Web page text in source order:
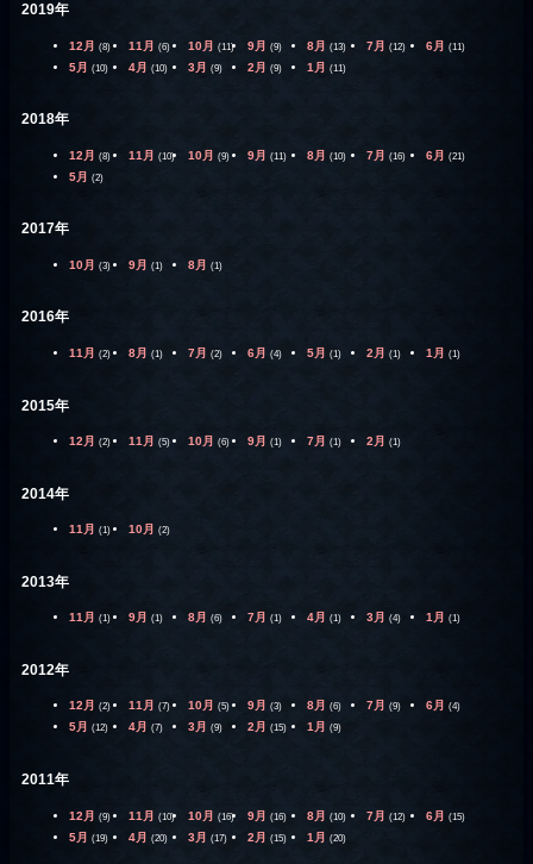
2019年
12月 (8) 11月 (6) 10月 (11) 9月 (9) 8月 (13) 7月 (12) 6月 (11)
5月 (10) 4月 (10) 3月 (9) 2月 (9) 1月 (11)
2018年
12月 (8) 11月 (10) 10月 (9) 9月 (11) 8月 (10) 7月 (16) 6月 (21)
5月 (2)
2017年
10月 (3) 9月 (1) 8月 (1)
2016年
11月 (2) 8月 (1) 7月 (2) 6月 (4) 5月 (1) 2月 (1) 1月 (1)
2015年
12月 (2) 11月 (5) 10月 (6) 9月 (1) 7月 (1) 2月 (1)
2014年
11月 (1) 10月 (2)
2013年
11月 (1) 9月 (1) 8月 (6) 7月 (1) 4月 (1) 3月 (4) 1月 (1)
2012年
12月 (2) 11月 (7) 10月 (5) 9月 (3) 8月 (6) 7月 (9) 6月 (4)
5月 (12) 4月 (7) 3月 (9) 2月 (15) 1月 (9)
2011年
12月 (9) 11月 (10) 10月 (16) 9月 (16) 8月 (10) 7月 (12) 6月 (15)
5月 (19) 4月 (20) 3月 (17) 2月 (15) 1月 (20)